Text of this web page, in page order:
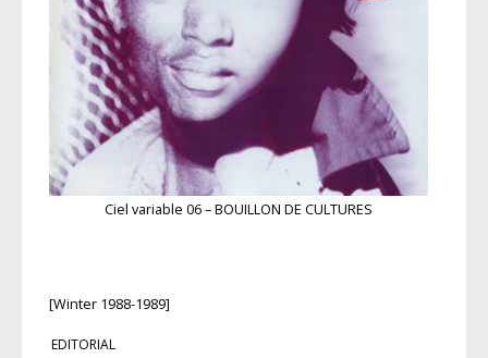
Ciel variable 06 – BOUILLON DE CULTURES
[Winter 1988-1989]
EDITORIAL